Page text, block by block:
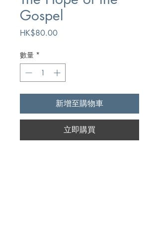
Gospel
HK$80.00價
數量 *
新增至購物車
立即購買